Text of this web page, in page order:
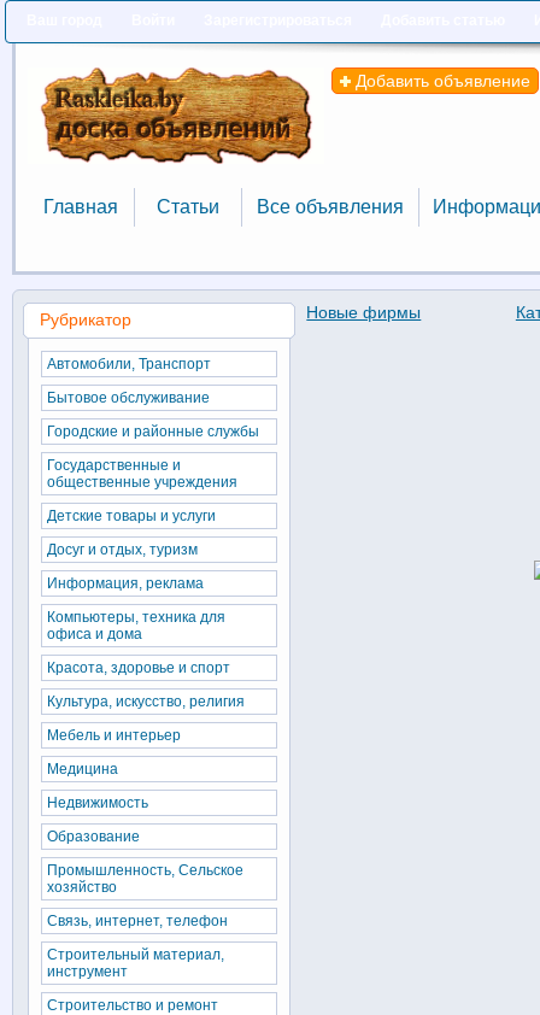
Добавить объявление
Главная
Главная
Статьи
Статьи
Все объявления
Все объявления
Новые фирмы
Рубрикатор
Автомобили, Транспорт
Бытовое обслуживание
Городские и районные службы
Государственные и
общественные учреждения
Детские товары и услуги
Досуг и отдых, туризм
Информация, реклама
Компьютеры, техника для
офиса и дома
Красота, здоровье и спорт
Культура, искусство, религия
Мебель и интерьер
Медицина
Недвижимость
Образование
Промышленность, Сельское
хозяйство
Связь, интернет, телефон
Строительный материал,
инструмент
Строительство и ремонт